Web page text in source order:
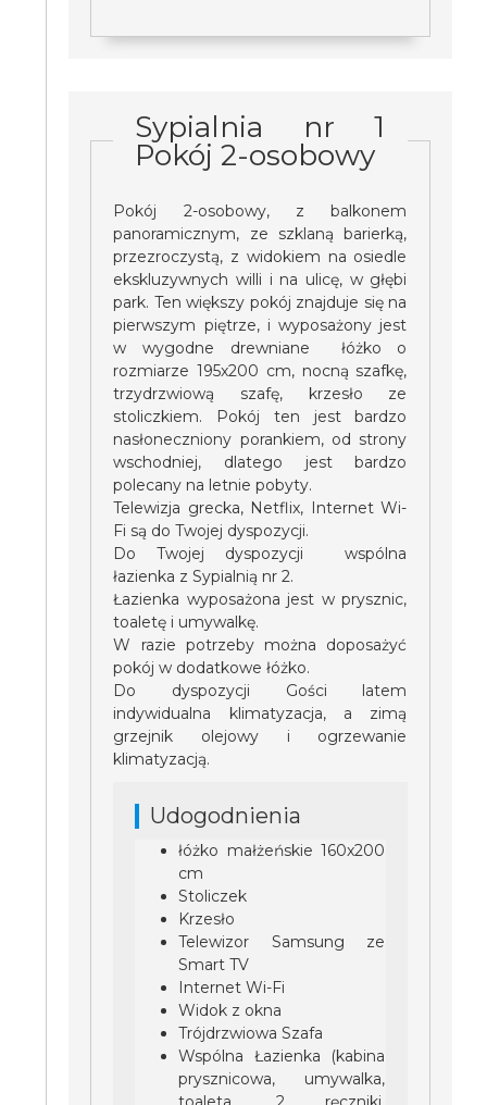
Sypialnia nr 1
Pokój 2-osobowy
Pokój 2-osobowy, z balkonem
panoramicznym, ze szklaną barierką,
przezroczystą, z widokiem na osiedle
ekskluzywnych willi i na ulicę, w głębi
park. Ten większy pokój znajduje się na
pierwszym piętrze, i wyposażony jest
w wygodne drewniane łóżko o
rozmiarze 195x200 cm, nocną szafkę,
trzydrzwiową szafę, krzesło ze
stoliczkiem. Pokój ten jest bardzo
nasłoneczniony porankiem, od strony
wschodniej, dlatego jest bardzo
polecany na letnie pobyty.
Telewizja grecka, Netflix, Internet Wi-
Fi są do Twojej dyspozycji.
Do Twojej dyspozycji wspólna
łazienka z Sypialnią nr 2.
Łazienka wyposażona jest w prysznic,
toaletę i umywalkę.
W razie potrzeby można doposażyć
pokój w dodatkowe łóżko.
Do dyspozycji Gości latem
indywidualna klimatyzacja, a zimą
grzejnik olejowy i ogrzewanie
klimatyzacją.
Udogodnienia
łóżko małżeńskie 160x200
cm
Stoliczek
Krzesło
Telewizor Samsung ze
Smart TV
Internet Wi-Fi
Widok z okna
Trójdrzwiowa Szafa
Wspólna Łazienka (kabina
prysznicowa, umywalka,